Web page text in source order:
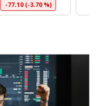
-77.10 (-3.70 %)